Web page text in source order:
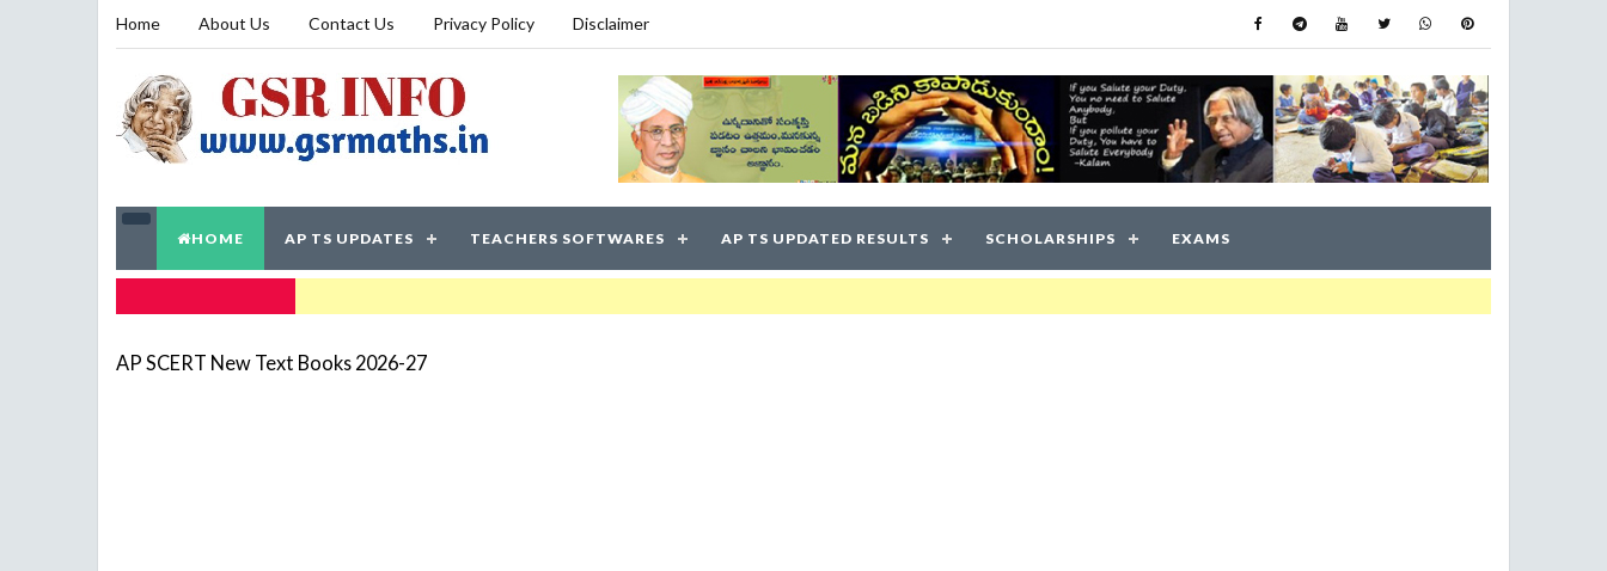
Home About Us Contact Us Privacy Policy Disclaimer
HOME AP TS UPDATES TEACHERS SOFTWARES AP TS UPDATED RESULTS SCHOLARSHIPS EXAMS
AP SCERT New Text Books 2026-27